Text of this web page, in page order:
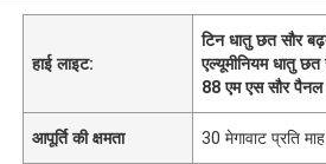
हाई लाइट:
टिन धातु छत सौर
एल्यूमीनियम धातु छत
88 एम एस सौर पैनल
आपूर्ति की क्षमता 30 मेगावाट प्रति माह